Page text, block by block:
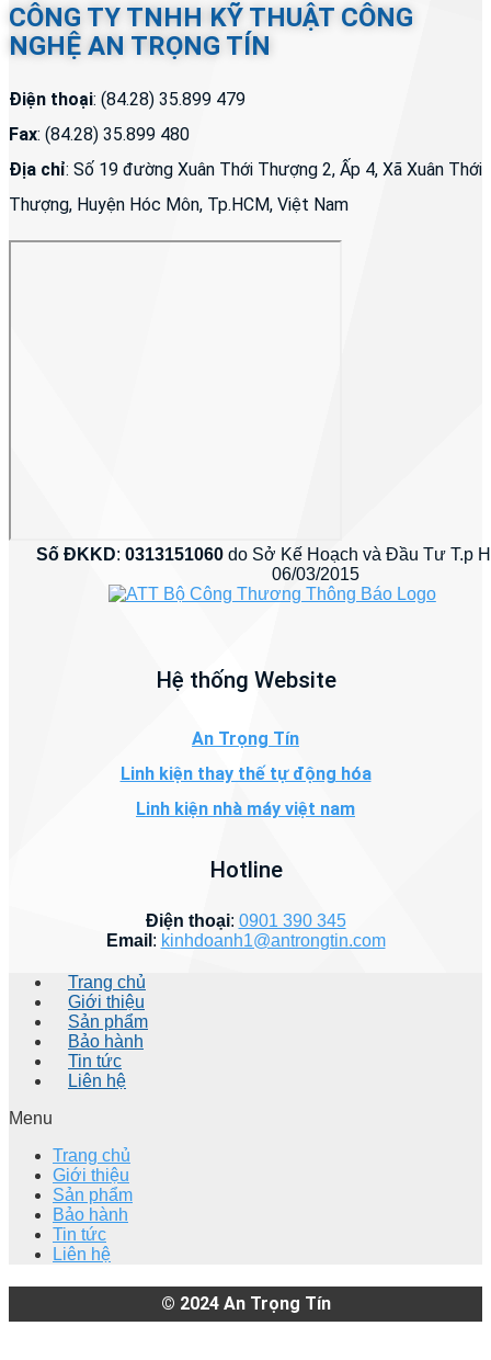
CÔNG TY TNHH KỸ THUẬT CÔNG
NGHỆ AN TRỌNG TÍN
Điện thoại: (84.28) 35.899 479
Fax: (84.28) 35.899 480
Địa chỉ: Số 19 đường Xuân Thới Thượng 2, Ấp 4, Xã Xuân Thới
Thượng, Huyện Hóc Môn, Tp.HCM, Việt Nam
Số ĐKKD:0313151060 do Sở Kế Hoạch và Đầu Tư T.p
06/03/2015
Hệ thống Website
An Trọng Tín
Linh kiện thay thế tự động hóa
Linh kiện nhà máy việt nam
Hotline
Điện thoại: 0901 390 345
Email : kinhdoanh1@antrongtin.com
Trang chủ
Giới thiệu
Sản phẩm
Bảo hành
Tin tức
Liên hệ
Menu
Trang chủ
Giới thiệu
Sản phẩm
Bảo hành
Tin tức
Liên hệ
© 2024 An Trọng Tín